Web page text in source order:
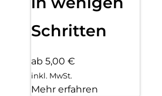
Schritten
ab 5,00 €
inkl. MwSt.
Mehr erfahren